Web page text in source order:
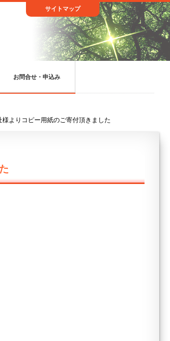
サイトマップ
お問合せ・申込み
よりコピー用紙のご寄付頂きました